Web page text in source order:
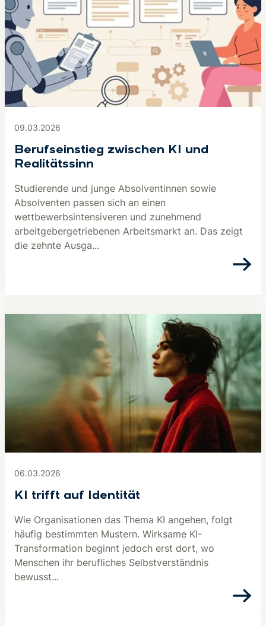
09.03.2026
Berufseinstieg zwischen KI und
Realitätssinn
Studierende und junge Absolventinnen sowie
Absolventen passen sich an einen
wettbewerbsintensiveren und zunehmend
arbeitgebergetriebenen Arbeitsmarkt an. Das zeigt
die zehnte Ausga...
06.03.2026
KI trifft auf Identität
Wie Organisationen das Thema KI angehen, folgt
häufig bestimmten Mustern. Wirksame KI-
Transformation beginnt jedoch erst dort, wo
Menschen ihr berufliches Selbstverständnis
bewusst...